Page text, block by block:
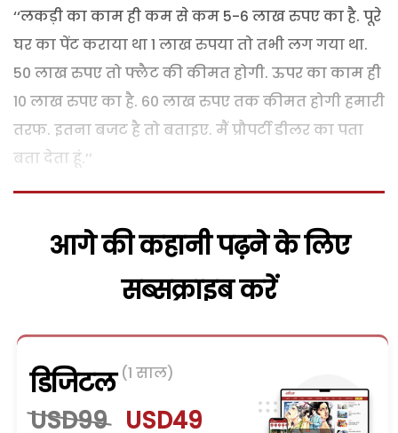
‘‘लकड़ी का काम ही कम से कम 5-6 लाख रुपए का है. पूरे
घर का पेंट कराया था 1 लाख रुपया तो तभी लग गया था.
50 लाख रुपए तो फ्लैट की कीमत होगी. ऊपर का काम ही
10 लाख रुपए का है. 60 लाख रुपए तक कीमत होगी हमारी
तरफ. इतना बजट है तो बताइए. मैं प्रौपर्टी डीलर का पता
बता देता हूं.’’
आगे की कहानी पढ़ने के लिए
सब्सक्राइब करें
डिजिटल (1 साल)
USD99 USD49